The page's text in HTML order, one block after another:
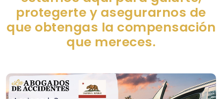
protegerte y asegurarnos de
que obtengas la compensación
que mereces.